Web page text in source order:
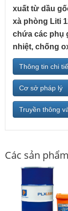
xuất từ dầu
xà phòng Liti
chứa các phụ
nhiệt, chống
Thông tin chi
Cơ sở pháp lý
Truyền thông
Các sản